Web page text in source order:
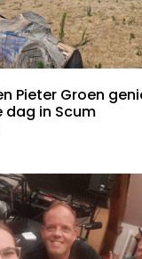
Pieter Groen
dag in Scum